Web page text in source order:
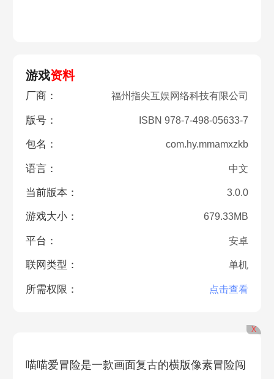
游戏资料
厂商： 福州指尖互娱网络科技有限公司
版号： ISBN 978-7-498-05633-7
包名： com.hy.mmamxzkb
语言： 中文
当前版本： 3.0.0
游戏大小： 679.33MB
平台： 安卓
联网类型： 单机
所需权限： 点击查看
X
喵喵爱冒险是一款画面复古的横版像素冒险闯